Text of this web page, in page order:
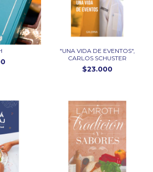
"UNA VIDA DE EVENTOS",
CARLOS SCHUSTER
$23.000